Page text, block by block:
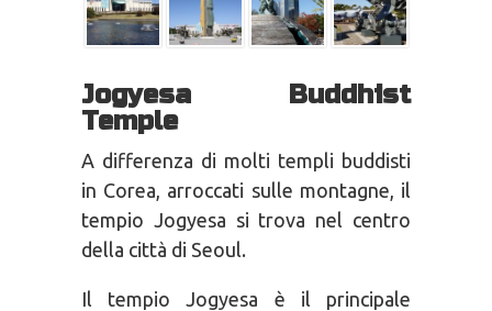
Jogyesa Buddhist
Temple
A differenza di molti templi buddisti
in Corea, arroccati sulle montagne, il
tempio Jogyesa si trova nel centro
della città di Seoul.
Il tempio Jogyesa è il principale